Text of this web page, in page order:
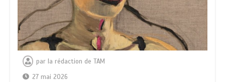
par la rédaction de TAM
27 mai 2026